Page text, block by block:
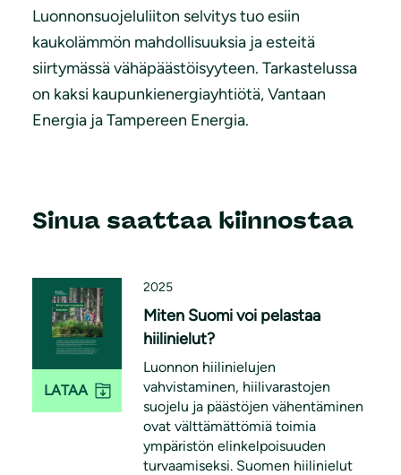
Luonnonsuojeluliiton selvitys tuo esiin
kaukolämmön mahdollisuuksia ja esteitä
siirtymässä vähäpäästöisyyteen. Tarkastelussa
on kaksi kaupunkienergiayhtiötä, Vantaan
Energia ja Tampereen Energia.
Sinua saattaa kiinnostaa
LATAA
2025
Miten Suomi voi pelastaa
hiilinielut?
Luonnon hiilinielujen
vahvistaminen, hiilivarastojen
suojelu ja päästöjen vähentäminen
ovat välttämättömiä toimia
ympäristön elinkelpoisuuden
turvaamiseksi. Suomen hiilinielut